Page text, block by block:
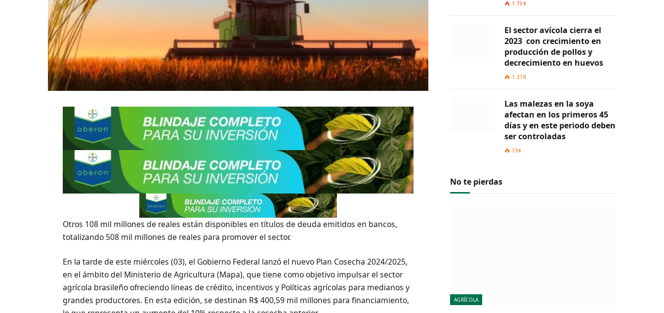
Otros 108 mil millones de reales están disponibles en títulos de deuda emitidos en bancos,
totalizando 508 mil millones de reales para promover el sector.
En la tarde de este miércoles (03), el Gobierno Federal lanzó el nuevo Plan Cosecha 2024/2025,
en el ámbito del Ministerio de Agricultura (Mapa), que tiene como objetivo impulsar el sector
agrícola brasileño ofreciendo líneas de crédito, incentivos y Políticas agrícolas para medianos y
grandes productores. En esta edición, se destinan R$ 400,59 mil millones para financiamiento,
1.734
El sector avícola cierra el
2023 con crecimiento en
producción de pollos y
decrecimiento en huevos
1.278
Las malezas en la soya
afectan en los primeros 45
días y en este periodo deben
ser controladas
794
No te pierdas
AGRÍCOLA